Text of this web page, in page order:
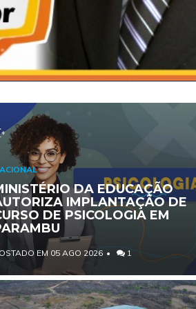
DA EDUCAÇÃO
IMPLANTAÇÃO DE
DE PSICOLOGIA EM
EM 05 AGO 2026 1